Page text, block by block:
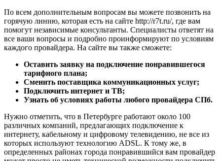
По всем дополнительным вопросам вы можете позвонить на
горячую линию, которая есть на сайте http://r7t.ru/, где вам
помогут независимые консультанты. Специалисты ответят на
все ваши вопросы и подробно проинформируют по условиям
каждого провайдера. На сайте вы также сможете:
Оставить заявку на подключение понравившегося
тарифного плана;
Сменить поставщика коммуникационных услуг;
Подключить интернет и ТВ;
Узнать об условиях работы любого провайдера СПб.
Нужно отметить, что в Петербурге работают около 100
различных компаний, предлагающих подключение к
интернету, кабельному и цифровому телевидению, не все из
которых используют технологию ADSL. К тому же, в
определенных районах города понравившийся вам провайдер